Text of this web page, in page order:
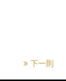
下一則